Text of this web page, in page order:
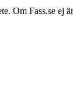
Om Fass.se